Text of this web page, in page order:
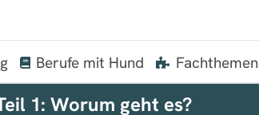
Berufe mit Hund Fachthemen
1: Worum geht es?